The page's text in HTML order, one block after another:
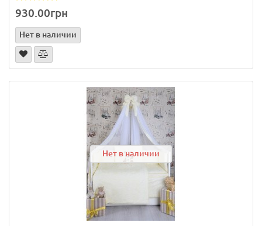
930.00грн
Нет в наличии
Нет в наличии